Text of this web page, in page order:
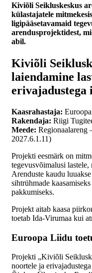
Kiviõli Seikluskeskus
külastajatele
ligipääsetavamaid
arendusprojektidest,
abil.
Kiviõli
laiendamine
erivajadustega
Kaasrahastaja:
Rakendaja: Riigi
Meede: Regionaalareng
2027.6.1.11)
Projekti eesmärk on
tegevusvõimalusi lastele,
Arenduste kaudu
sihtrühmade
pakkumiseks.
Projekt aitab kaasa
toetab Ida-Virumaa kui
Euroopa Liidu
Projekti „Kiviõli
noortele ja